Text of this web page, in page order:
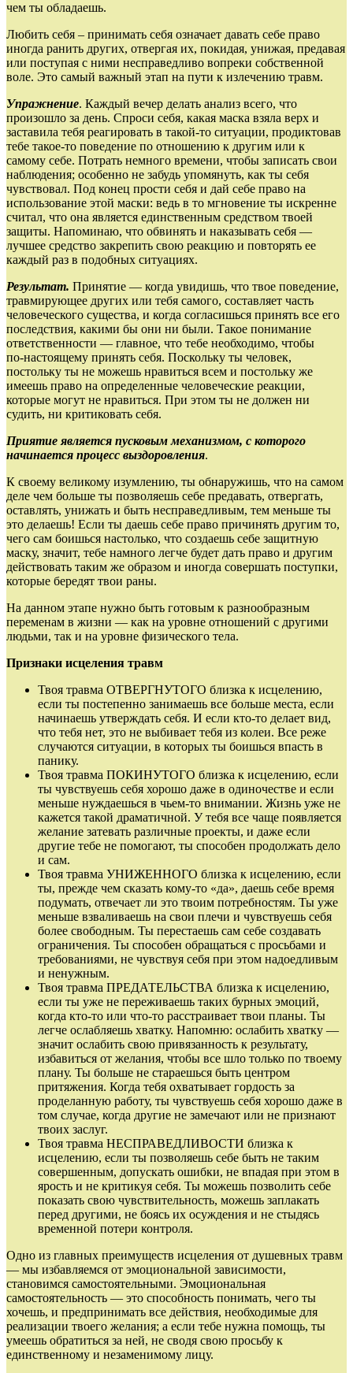
чем ты обладаешь.
Любить себя – принимать себя означает давать себе право
иногда ранить других, отвергая их, покидая, унижая, предавая
или поступая с ними несправедливо вопреки собственной
воле. Это самый важный этап на пути к излечению травм.
Упражнение. Каждый вечер делать анализ всего, что
произошло за день. Спроси себя, какая маска взяла верх и
заставила тебя реагировать в такой‑то ситуации, продиктовав
тебе такое‑то поведение по отношению к другим или к
самому себе. Потрать немного времени, чтобы записать свои
наблюдения; особенно не забудь упомянуть, как ты себя
чувствовал. Под конец прости себя и дай себе право на
использование этой маски: ведь в то мгновение ты искренне
считал, что она является единственным средством твоей
защиты. Напоминаю, что обвинять и наказывать себя —
лучшее средство закрепить свою реакцию и повторять ее
каждый раз в подобных ситуациях.
Результат. Принятие — когда увидишь, что твое поведение,
травмирующее других или тебя самого, составляет часть
человеческого существа, и когда согласишься принять все его
последствия, какими бы они ни были. Такое понимание
ответственности — главное, что тебе необходимо, чтобы
по‑настоящему принять себя. Поскольку ты человек,
постольку ты не можешь нравиться всем и постольку же
имеешь право на определенные человеческие реакции,
которые могут не нравиться. При этом ты не должен ни
судить, ни критиковать себя.
Приятие является пусковым механизмом, с которого
начинается процесс выздоровления.
К своему великому изумлению, ты обнаружишь, что на самом
деле чем больше ты позволяешь себе предавать, отвергать,
оставлять, унижать и быть несправедливым, тем меньше ты
это делаешь! Если ты даешь себе право причинять другим то,
чего сам боишься настолько, что создаешь себе защитную
маску, значит, тебе намного легче будет дать право и другим
действовать таким же образом и иногда совершать поступки,
которые бередят твои раны.
На данном этапе нужно быть готовым к разнообразным
переменам в жизни — как на уровне отношений с другими
людьми, так и на уровне физического тела.
Признаки исцеления травм
Твоя травма ОТВЕРГНУТОГО близка к исцелению,
если ты постепенно занимаешь все больше места, если
начинаешь утверждать себя. И если кто‑то делает вид,
что тебя нет, это не выбивает тебя из колеи. Все реже
случаются ситуации, в которых ты боишься впасть в
панику.
Твоя травма ПОКИНУТОГО близка к исцелению, если
ты чувствуешь себя хорошо даже в одиночестве и если
меньше нуждаешься в чьем‑то внимании. Жизнь уже не
кажется такой драматичной. У тебя все чаще появляется
желание затевать различные проекты, и даже если
другие тебе не помогают, ты способен продолжать дело
и сам.
Твоя травма УНИЖЕННОГО близка к исцелению, если
ты, прежде чем сказать кому‑то «да», даешь себе время
подумать, отвечает ли это твоим потребностям. Ты уже
меньше взваливаешь на свои плечи и чувствуешь себя
более свободным. Ты перестаешь сам себе создавать
ограничения. Ты способен обращаться с просьбами и
требованиями, не чувствуя себя при этом надоедливым
и ненужным.
Твоя травма ПРЕДАТЕЛЬСТВА близка к исцелению,
если ты уже не переживаешь таких бурных эмоций,
когда кто‑то или что‑то расстраивает твои планы. Ты
легче ослабляешь хватку. Напомню: ослабить хватку —
значит ослабить свою привязанность к результату,
избавиться от желания, чтобы все шло только по твоему
плану. Ты больше не стараешься быть центром
притяжения. Когда тебя охватывает гордость за
проделанную работу, ты чувствуешь себя хорошо даже в
том случае, когда другие не замечают или не признают
твоих заслуг.
Твоя травма НЕСПРАВЕДЛИВОСТИ близка к
исцелению, если ты позволяешь себе быть не таким
совершенным, допускать ошибки, не впадая при этом в
ярость и не критикуя себя. Ты можешь позволить себе
показать свою чувствительность, можешь заплакать
перед другими, не боясь их осуждения и не стыдясь
временной потери контроля.
Одно из главных преимуществ исцеления от душевных травм
— мы избавляемся от эмоциональной зависимости,
становимся самостоятельными. Эмоциональная
самостоятельность — это способность понимать, чего ты
хочешь, и предпринимать все действия, необходимые для
реализации твоего желания; а если тебе нужна помощь, ты
умеешь обратиться за ней, не сводя свою просьбу к
единственному и незаменимому лицу.